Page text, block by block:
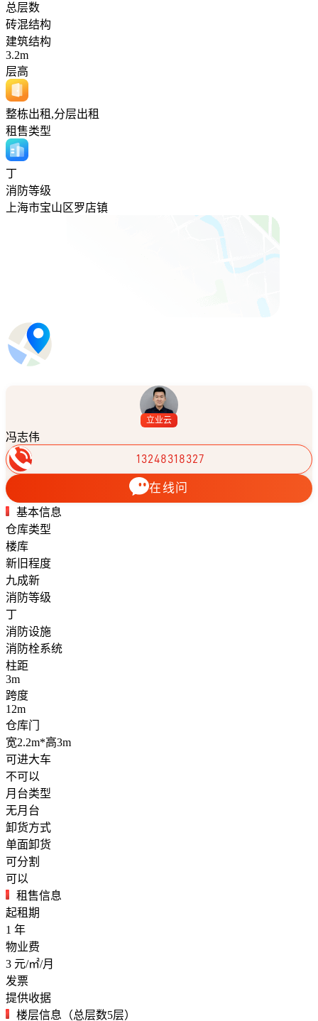
总层数
砖混结构
建筑结构
3.2m
层高
整栋出租,分层出租
租售类型
丁
消防等级
上海市宝山区罗店镇
立业云
冯志伟
13248318327
在线问
基本信息
仓库类型
楼库
新旧程度
九成新
消防等级
丁
消防设施
消防栓系统
柱距
3m
跨度
12m
仓库门
宽2.2m*高3m
可进大车
不可以
月台类型
无月台
卸货方式
单面卸货
可分割
可以
租售信息
起租期
1 年
物业费
3 元/㎡/月
发票
提供收据
楼层信息（总层数5层）